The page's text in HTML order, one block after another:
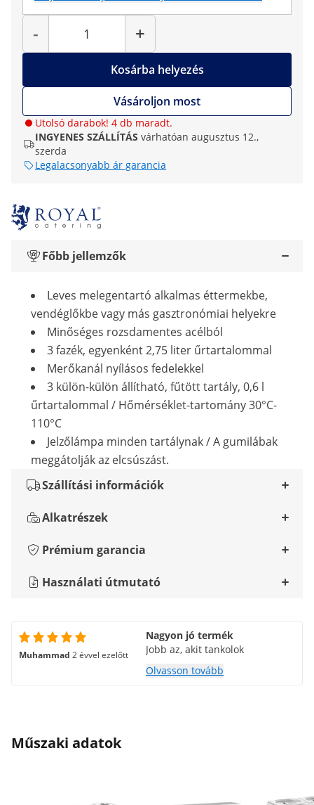
-
Mennyiség
+
Kosárba helyezés
Vásároljon most
Utolsó darabok! 4 db maradt.
INGYENES SZÁLLÍTÁS várhatóan augusztus 12.,
szerda
Legalacsonyabb ár garancia
Főbb jellemzők
Leves melegentartó alkalmas éttermekbe,
vendéglőkbe vagy más gasztronómiai helyekre
Minőséges rozsdamentes acélból
3 fazék, egyenként 2,75 liter űrtartalommal
Merőkanál nyílásos fedelekkel
3 külön-külön állítható, fűtött tartály, 0,6 l
űrtartalommal / Hőmérséklet-tartomány 30°C-
110°C
Jelzőlámpa minden tartálynak / A gumilábak
meggátolják az elcsúszást.
Szállítási információk
Alkatrészek
Prémium garancia
Használati útmutató
Muhammad 2 évvel ezelőtt
Nagyon jó termék
Jobb az, akit tankolok
Olvasson tovább
Műszaki adatok